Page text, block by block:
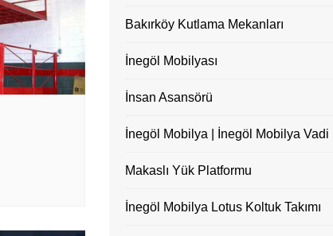
Bakırköy Kutlama Mekanları
İnegöl Mobilyası
İnsan Asansörü
İnegöl Mobilya | İnegöl Mobilya Vadi
Makaslı Yük Platformu
İnegöl Mobilya Lotus Koltuk Takımı